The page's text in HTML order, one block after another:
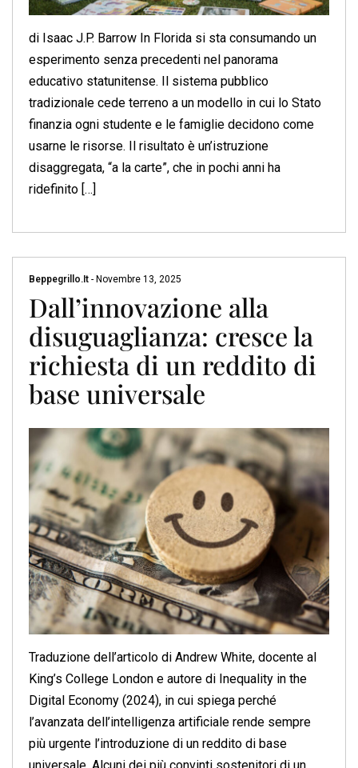
di Isaac J.P. Barrow In Florida si sta consumando un
esperimento senza precedenti nel panorama
educativo statunitense. Il sistema pubblico
tradizionale cede terreno a un modello in cui lo Stato
finanzia ogni studente e le famiglie decidono come
usarne le risorse. Il risultato è un’istruzione
disaggregata, “a la carte”, che in pochi anni ha
ridefinito […]
Beppegrillo.it - Novembre 13, 2025
Dall’innovazione alla
disuguaglianza: cresce la
richiesta di un reddito di
base universale
Traduzione dell’articolo di Andrew White, docente al
King’s College London e autore di Inequality in the
Digital Economy (2024), in cui spiega perché
l’avanzata dell’intelligenza artificiale rende sempre
più urgente l’introduzione di un reddito di base